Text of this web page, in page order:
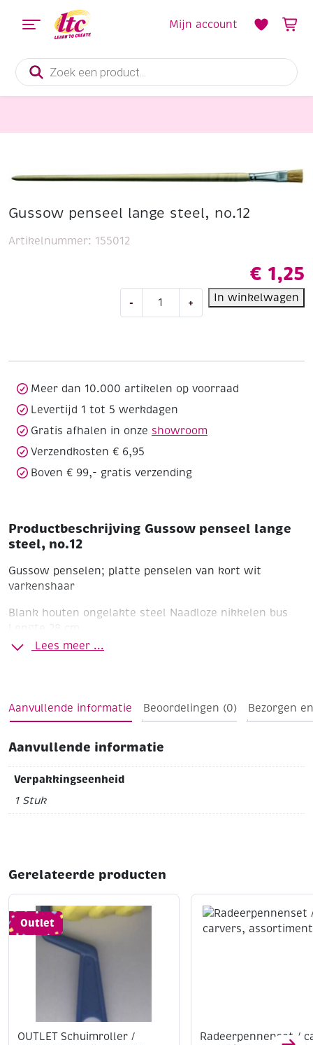
Producten
zoeken
Mijn account
Gussow penseel lange steel, no.12
€ 1,25
- + In winkelwagen
Artikelnummer: 155012
Meer dan 10.000 artikelen op voorraad
Levertijd 1 tot 5 werkdagen
Gratis afhalen in onze showroom
Verzendkosten € 6,95
Boven € 99,- gratis verzending
Productbeschrijving Gussow penseel lange
steel, no.12
Gussow penselen; platte penselen van kort wit
varkenshaar
Blank houten ongelakte steel Naadloze nikkelen bus
Lengte 28 cm
Lees meer ...
Aanvullende informatie Beoordelingen (0) Bezorgen
Aanvullende informatie
Verpakkingseenheid
1 Stuk
Gerelateerde producten
Outlet
OUTLET Schuimroller /
Radeerpennenset /